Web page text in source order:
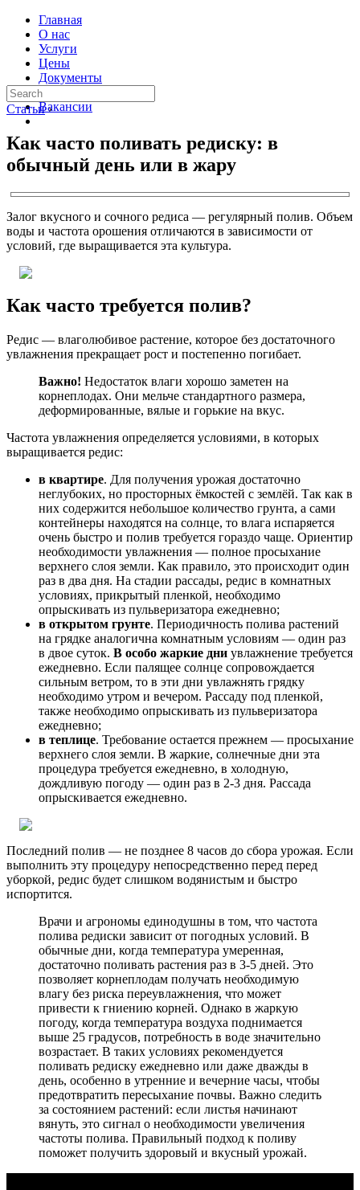
Главная
О нас
Услуги
Цены
Документы
Контакты
Вакансии
Статьи ›
Как часто поливать редиску: в
обычный день или в жару
Залог вкусного и сочного редиса — регулярный полив. Объем
воды и частота орошения отличаются в зависимости от
условий, где выращивается эта культура.
Как часто требуется полив?
Редис — влаголюбивое растение, которое без достаточного
увлажнения прекращает рост и постепенно погибает.
Важно! Недостаток влаги хорошо заметен на
корнеплодах. Они мельче стандартного размера,
деформированные, вялые и горькие на вкус.
Частота увлажнения определяется условиями, в которых
выращивается редис:
в квартире. Для получения урожая достаточно
неглубоких, но просторных ёмкостей с землёй. Так как в
них содержится небольшое количество грунта, а сами
контейнеры находятся на солнце, то влага испаряется
очень быстро и полив требуется гораздо чаще. Ориентир
необходимости увлажнения — полное просыхание
верхнего слоя земли. Как правило, это происходит один
раз в два дня. На стадии рассады, редис в комнатных
условиях, прикрытый пленкой, необходимо
опрыскивать из пульверизатора ежедневно;
в открытом грунте. Периодичность полива растений
на грядке аналогична комнатным условиям — один раз
в двое суток. В особо жаркие дни увлажнение требуется
ежедневно. Если палящее солнце сопровождается
сильным ветром, то в эти дни увлажнять грядку
необходимо утром и вечером. Рассаду под пленкой,
также необходимо опрыскивать из пульверизатора
ежедневно;
в теплице. Требование остается прежнем — просыхание
верхнего слоя земли. В жаркие, солнечные дни эта
процедура требуется ежедневно, в холодную,
дождливую погоду — один раз в 2-3 дня. Рассада
опрыскивается ежедневно.
Последний полив — не позднее 8 часов до сбора урожая. Если
выполнить эту процедуру непосредственно перед перед
уборкой, редис будет слишком водянистым и быстро
испортится.
Врачи и агрономы единодушны в том, что частота
полива редиски зависит от погодных условий. В
обычные дни, когда температура умеренная,
достаточно поливать растения раз в 3-5 дней. Это
позволяет корнеплодам получать необходимую
влагу без риска переувлажнения, что может
привести к гниению корней. Однако в жаркую
погоду, когда температура воздуха поднимается
выше 25 градусов, потребность в воде значительно
возрастает. В таких условиях рекомендуется
поливать редиску ежедневно или даже дважды в
день, особенно в утренние и вечерние часы, чтобы
предотвратить пересыхание почвы. Важно следить
за состоянием растений: если листья начинают
вянуть, это сигнал о необходимости увеличения
частоты полива. Правильный подход к поливу
поможет получить здоровый и вкусный урожай.